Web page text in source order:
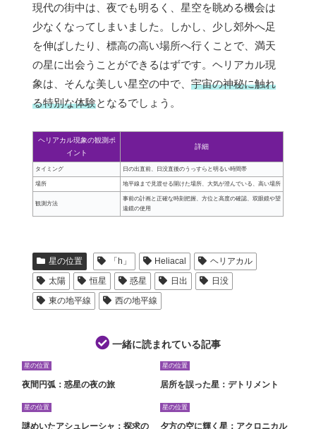
現代の街中は、夜でも明るく、星空を眺める機会は
少なくなってしまいました。しかし、少し郊外へ足
を伸ばしたり、標高の高い場所へ行くことで、満天
の星に出会うことができるはずです。ヘリアカル現
象は、そんな美しい星空の中で、 宇宙の神秘に触れ
る特別な体験となるでしょう。
ヘリアカル現象の観測ポ
イント
詳細
タイミング 日の出直前、日没直後のうっすらと明るい時間帯
場所 地平線まで見渡せる開けた場所、大気が澄んでいる、高い場所
観測方法
事前の計画と正確な時刻把握、方位と高度の確認、双眼鏡や望
遠鏡の使用
星の位置 「h」 Heliacal
ヘリアカル
太陽
恒星 惑星 日出
日没
東の地平線
西の地平線
一緒に読まれている記事
星の位置
夜間円弧：惑星の夜の旅
星の位置
居所を誤った星：デトリメント
星の位置
謎めいたアシュレーシャ：探求の
星の位置
夕方の空に輝く星：アクロニカル